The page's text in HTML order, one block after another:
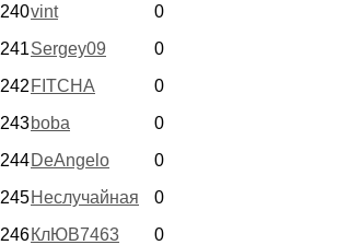
240vint
0
241Sergey09
0
242 FITCHA
0
243boba
0
244DeAngelo
0
245Неслучайная
0
246КлЮВ7463
0